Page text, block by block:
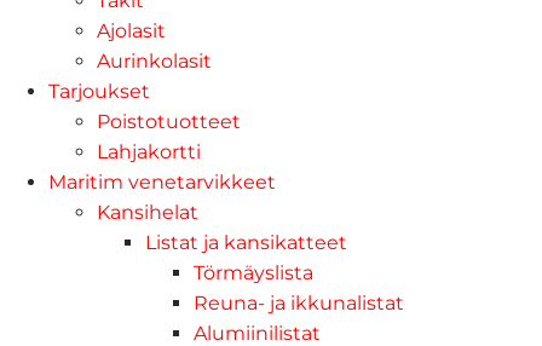
Ajolasit
Aurinkolasit
Tarjoukset
Poistotuotteet
Lahjakortti
Maritim venetarvikkeet
Kansihelat
Listat ja kansikatteet
Törmäyslista
Reuna- ja ikkunalistat
Alumiinilistat